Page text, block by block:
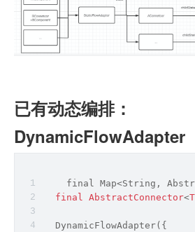
已有动态编排：
DynamicFlowAdapter
    final
Map<String ,
final AbstractConnector<T
  DynamicFlowAdapter({